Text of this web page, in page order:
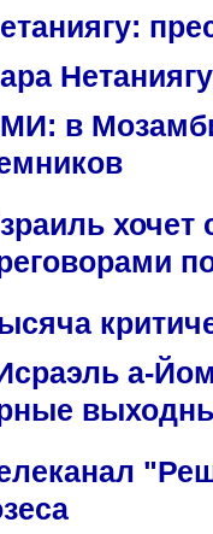
в
хочет
а-